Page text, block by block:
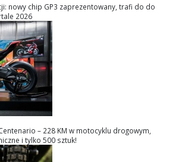
nowy chip GP3 zaprezentowany, trafi do do
2026
– 228 KM w motocyklu drogowym,
i tylko 500 sztuk!